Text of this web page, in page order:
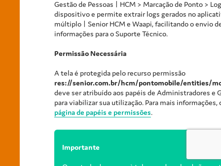
Gestão de Pessoas | HCM > Marcação de Ponto >
dispositivo e permite extrair logs gerados no
múltiplo | Senior HCM e Waapi, facilitando o envio
informações para o Suporte Técnico.
Permissão Necessária
A tela é protegida pelo recurso permissão
res://senior.com.br/hcm/pontomobile/entities/
deve ser atribuído aos papéis de Administradores e
para viabilizar sua utilização. Para mais informações,
página de papéis e permissões.
Importante